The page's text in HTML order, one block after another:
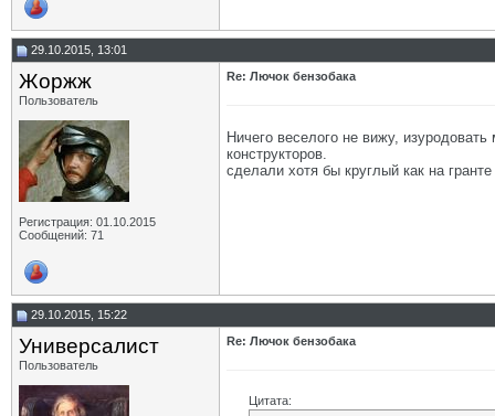
29.10.2015, 13:01
Жоржж
Пользователь
Регистрация: 01.10.2015
Сообщений: 71
Re: Лючок бензобака
Ничего веселого не вижу,
конструкторов.
сделали хотя бы круглый как на гранте
29.10.2015, 15:22
Универсалист
Пользователь
Re: Лючок бензобака
Цитата: